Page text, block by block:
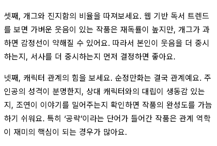
셋째, 개그와 진지함의 비율을 따져보세요. 웹 기반 독서 트렌드
를 보면 가벼운 웃음이 있는 작품은 재독률이 높지만, 개그가 과
하면 감정선이 약해질 수 있어요. 따라서 본인이 웃음을 더 중시
하는지, 서사를 더 중시하는지 먼저 결정하면 좋아요.
넷째, 캐릭터 관계의 힘을 보세요. 순정만화는 결국 관계예요. 주
인공의 성격이 분명한지, 상대 캐릭터와의 대립이 생동감 있는
지, 조연이 이야기를 밀어주는지 확인하면 작품의 완성도를 가늠
하기 쉬워요. 특히 ‘공략’이라는 단어가 들어간 작품은 관계 역학
이 재미의 핵심이 되는 경우가 많아요.